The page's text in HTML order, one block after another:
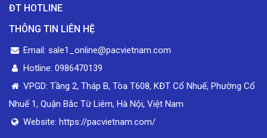
ĐT HOTLINE
THÔNG TIN LIÊN HỆ
Email: sale1_online@pacvietnam.com
Hotline: 0986470139
VPGD: Tầng 2, Tháp B, Tòa T608, KĐT Cổ Nhuế, Phường Cổ
Nhuế 1, Quận Bắc Từ Liêm, Hà Nội, Việt Nam
Website: https://pacvietnam.com/